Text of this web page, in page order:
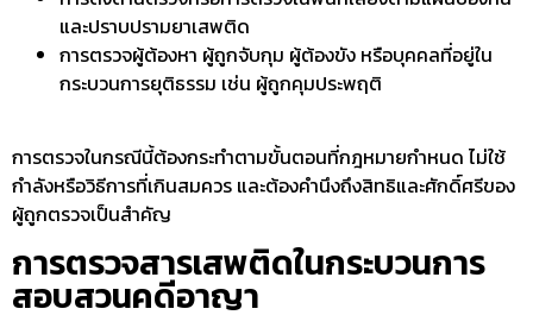
และปราบปรามยาเสพติด
การตรวจผู้ต้องหา ผู้ถูกจับกุม ผู้ต้องขัง หรือบุคคลที่อยู่ใน
กระบวนการยุติธรรม เช่น ผู้ถูกคุมประพฤติ
การตรวจในกรณีนี้ต้องกระทำตามขั้นตอนที่กฎหมายกำหนด ไม่ใช้
กำลังหรือวิธีการที่เกินสมควร และต้องคำนึงถึงสิทธิและศักดิ์ศรีของ
ผู้ถูกตรวจเป็นสำคัญ
การตรวจสารเสพติดในกระบวนการ
สอบสวนคดีอาญา